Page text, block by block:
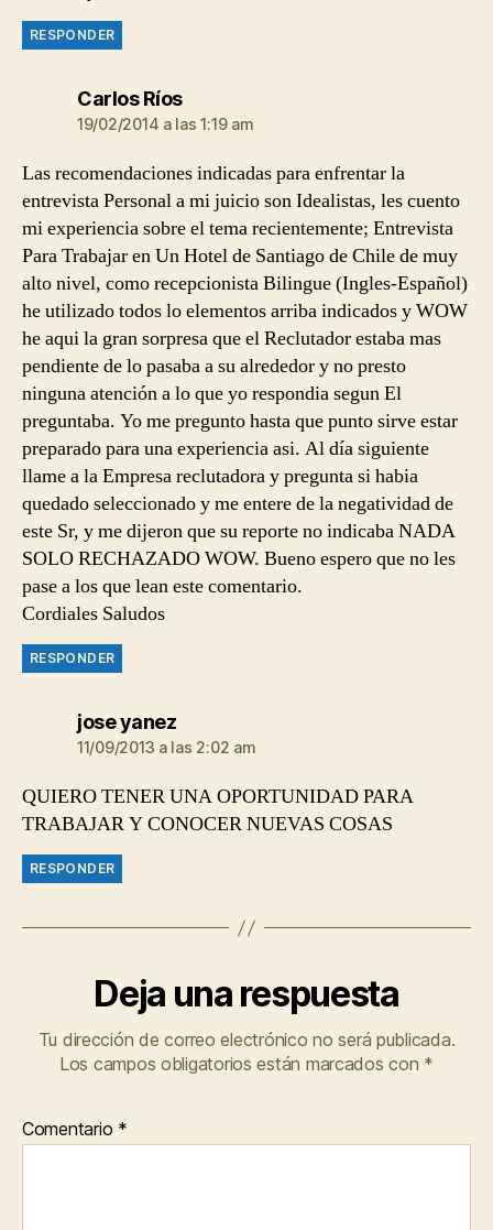
RESPONDER
Carlos Ríosdice:
19/02/2014 a las 1:19 am
Las recomendaciones indicadas para enfrentar la
entrevista Personal a mi juicio son Idealistas, les cuento
mi experiencia sobre el tema recientemente; Entrevista
Para Trabajar en Un Hotel de Santiago de Chile de muy
alto nivel, como recepcionista Bilingue (Ingles-Español)
he utilizado todos lo elementos arriba indicados y WOW
he aqui la gran sorpresa que el Reclutador estaba mas
pendiente de lo pasaba a su alrededor y no presto
ninguna atención a lo que yo respondia segun El
preguntaba. Yo me pregunto hasta que punto sirve estar
preparado para una experiencia asi. Al día siguiente
llame a la Empresa reclutadora y pregunta si habia
quedado seleccionado y me entere de la negatividad de
este Sr, y me dijeron que su reporte no indicaba NADA
SOLO RECHAZADO WOW. Bueno espero que no les
pase a los que lean este comentario.
Cordiales Saludos
RESPONDER
jose yanezdice:
11/09/2013 a las 2:02 am
QUIERO TENER UNA OPORTUNIDAD PARA
TRABAJAR Y CONOCER NUEVAS COSAS
RESPONDER
Deja una respuesta
Tu dirección de correo electrónico no será publicada.
Los campos obligatorios están marcados con *
Comentario *